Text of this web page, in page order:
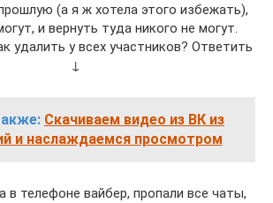
(а я ж хотела этого избежать),
и вернуть туда никого не могут.
удалить у всех участников? Ответить
↓
Скачиваем видео из ВК из
и наслаждаемся просмотром
в телефоне вайбер, пропали все чаты,